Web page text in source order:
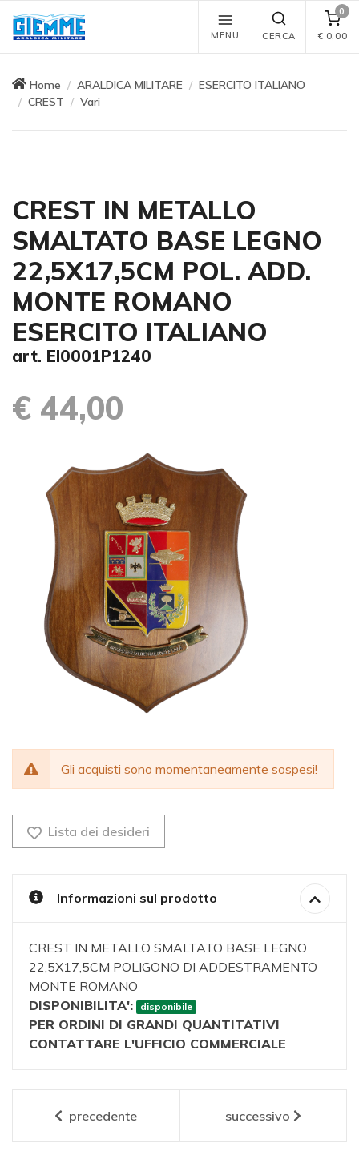
MENU CERCA
0
€ 0,00
Home ARALDICA MILITARE
ESERCITO ITALIANO
CREST
Vari
CREST IN METALLO
SMALTATO BASE LEGNO
22,5X17,5CM POL. ADD.
MONTE ROMANO
ESERCITO ITALIANO
art. EI0001P1240
€ 44,00
Gli acquisti sono momentaneamente sospesi!
Lista dei desideri
Informazioni sul prodotto
CREST IN METALLO SMALTATO BASE LEGNO
22,5X17,5CM POLIGONO DI ADDESTRAMENTO
MONTE ROMANO
DISPONIBILITA':
disponibile
PER ORDINI DI GRANDI QUANTITATIVI
CONTATTARE L'UFFICIO COMMERCIALE
precedente successivo